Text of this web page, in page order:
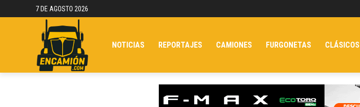
7 DE AGOSTO 2026
NOTICIAS REPORTAJES CAMIONES FURGONETAS CLÁSICOS